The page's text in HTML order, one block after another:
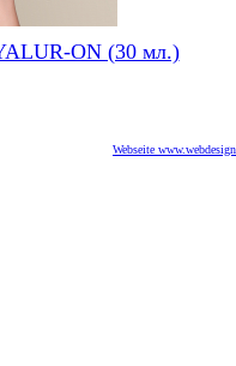
ON (30 мл.)
Webseite